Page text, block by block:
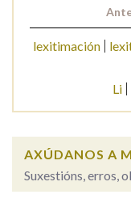
lexitimación
Li
AXÚDANOS A
Suxestións, erros,